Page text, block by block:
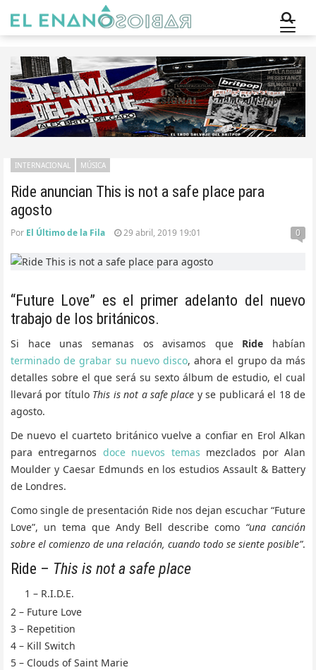
Ride anuncian This is not a safe place para
agosto
INTERNACIONAL MÚSICA
Por El Último de la Fila 29 abril, 2019 19:01 0
“Future Love” es el primer adelanto del nuevo
trabajo de los británicos.
Si hace unas semanas os avisamos que Ride habían
terminado de grabar su nuevo disco, ahora el grupo da más
detalles sobre el que será su sexto álbum de estudio, el cual
llevará por título This is not a safe place y se publicará el 18 de
agosto.
De nuevo el cuarteto británico vuelve a confiar en Erol Alkan
para entregarnos doce nuevos temas mezclados por Alan
Moulder y Caesar Edmunds en los estudios Assault & Battery
de Londres.
Como single de presentación Ride nos dejan escuchar “Future
Love”, un tema que Andy Bell describe como “una canción
sobre el comienzo de una relación, cuando todo se siente posible”.
Ride – This is not a safe place
1 – R.I.D.E.
2 – Future Love
3 – Repetition
4 – Kill Switch
5 – Clouds of Saint Marie